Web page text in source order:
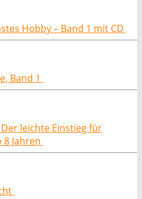
Hobby – Band 1 mit CD
Band 1
leichte Einstieg für
Jahren